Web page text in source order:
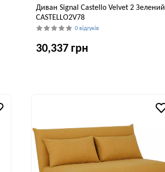
Диван Signal Castello Velvet 2 Зелений
CASTELLO2V78
0 відгуків
30,337 грн